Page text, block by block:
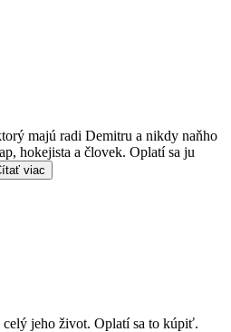
majú radi Demitru a nikdy naňho
hokejista a človek. Oplatí sa ju
viac
celý jeho život. Oplatí sa to kúpiť.